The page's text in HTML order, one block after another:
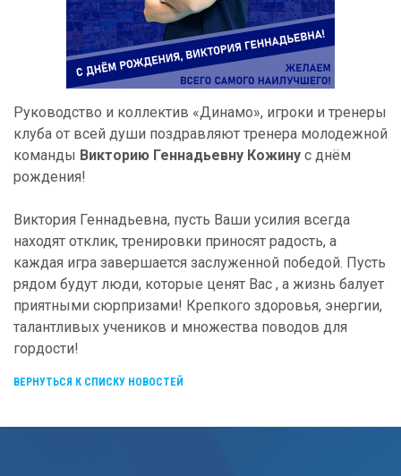
Руководство и коллектив «Динамо», игроки и тренеры
клуба от всей души поздравляют тренера молодежной
команды Викторию Геннадьевну Кожину с днём
рождения!
Виктория Геннадьевна, пусть Ваши усилия всегда
находят отклик, тренировки приносят радость, а
каждая игра завершается заслуженной победой. Пусть
рядом будут люди, которые ценят Вас , а жизнь балует
приятными сюрпризами! Крепкого здоровья, энергии,
талантливых учеников и множества поводов для
гордости!
ВЕРНУТЬСЯ К СПИСКУ НОВОСТЕЙ